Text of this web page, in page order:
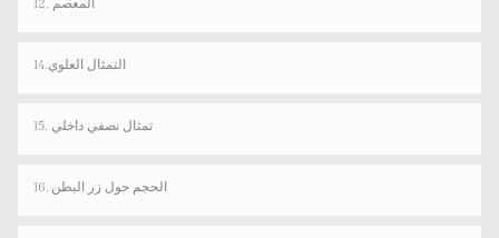
14.التمثال العلوي
15. تمثال نصفي داخلي
16. الحجم حول زر البطن